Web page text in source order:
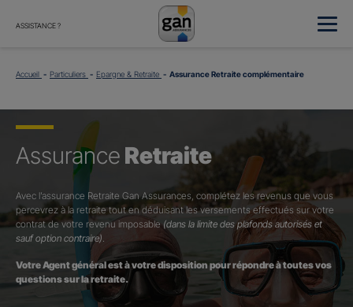
ASSISTANCE ?
Accueil Particuliers Epargne & Retraite Assurance Retraite complémentaire
Assurance Retraite
Avec l’assurance Retraite Gan Assurances, complétez les revenus que vous
percevrez à la retraite tout en déduisant les versements effectués sur votre
contrat de votre revenu imposable (dans la limite des plafonds autorisés et
sauf option contraire).
Votre Agent général est à votre disposition pour répondre à toutes vos
questions sur la retraite.